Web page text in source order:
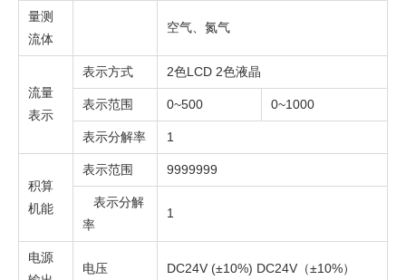
量测
流体
空气、氮气
流量
表示
表示方式 2色LCD 2色液晶
表示范围 0~500 0~1000
表示分解率 1
积算
机能
表示范围 9999999
表示分解
率
1
电源
电压 DC24V (±10%) DC24V（±10%）